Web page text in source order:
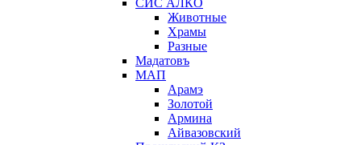
СИС АЛКО
Животные
Храмы
Разные
Мадатовъ
МАП
Арамэ
Золотой
Армина
Айвазовский